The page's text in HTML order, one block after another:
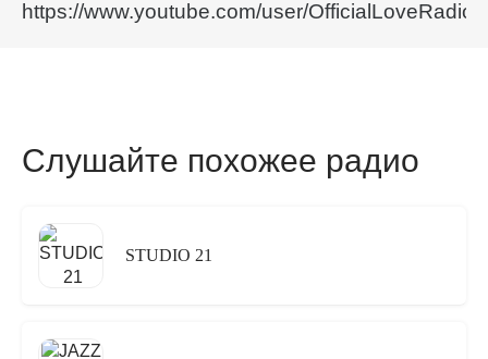
https://www.youtube.com/user/OfficialLoveRadio
Слушайте похожее радио
STUDIO 21